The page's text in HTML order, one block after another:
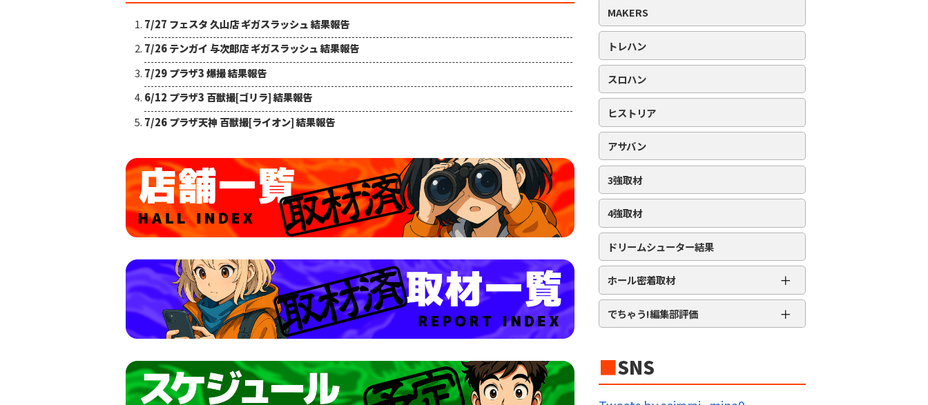
7/27 フェスタ 久山店 ギガスラッシュ 結果報告
7/26 テンガイ 与次郎店 ギガスラッシュ 結果報告
7/29 プラザ3 爆撮 結果報告
6/12 プラザ3 百獣撮[ゴリラ] 結果報告
7/26 プラザ天神 百獣撮[ライオン] 結果報告
PICK番付
MAKERS
トレハン
スロハン
ヒストリア
アサバン
3強取材
4強取材
ドリームシューター結果
ホール密着取材 ＋
APRO流星群取材
三大天
久留米ジャック
BIG BANG
でちゃう!編集部評価 ＋
★★★★
★★★
★★
■SNS